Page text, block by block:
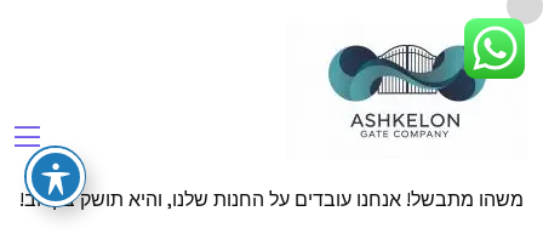
דברים נפלאים מחכים באופק
משהו מתבשל! אנחנו עובדים על החנות שלנו, והיא תושק בקרוב!